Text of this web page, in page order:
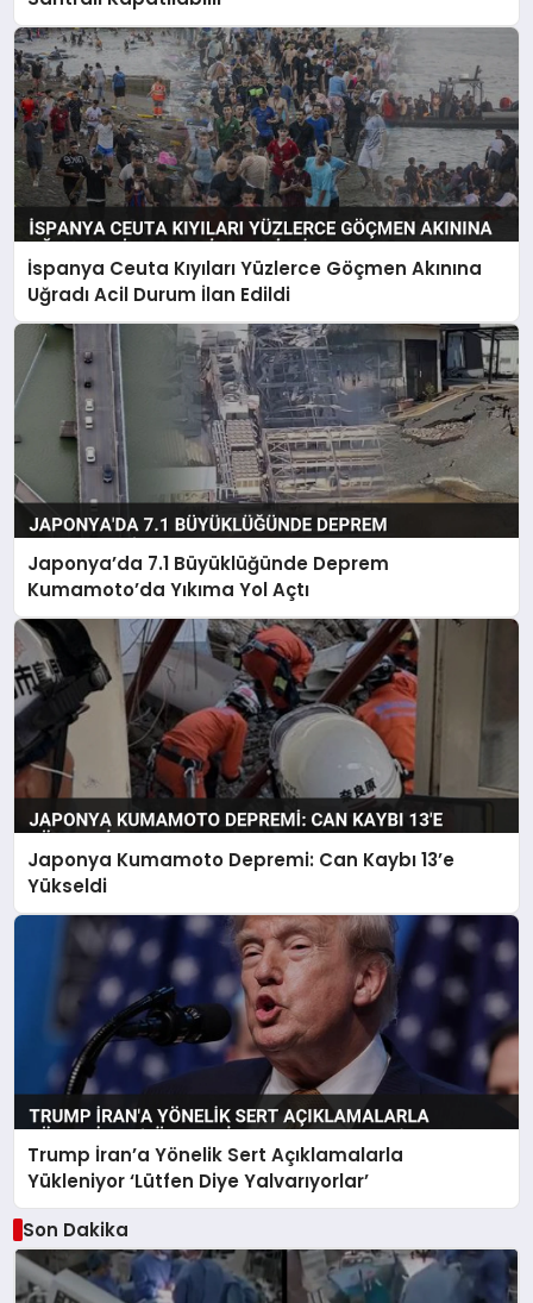
İspanya Ceuta Kıyıları Yüzlerce Göçmen Akınına
Uğradı Acil Durum İlan Edildi
Japonya’da 7.1 Büyüklüğünde Deprem
Kumamoto’da Yıkıma Yol Açtı
Japonya Kumamoto Depremi: Can Kaybı 13’e
Yükseldi
Trump İran’a Yönelik Sert Açıklamalarla
Yükleniyor ‘Lütfen Diye Yalvarıyorlar’
Son Dakika